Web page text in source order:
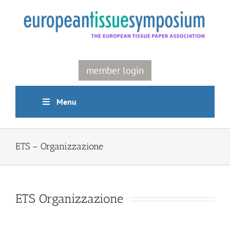
content
member login
Menu
ETS – Organizzazione
ETS Organizzazione